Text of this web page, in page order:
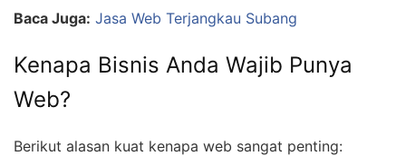
Baca Juga: Jasa Web Terjangkau Subang
Kenapa Bisnis Anda Wajib Punya
Web?
Berikut alasan kuat kenapa web sangat penting: